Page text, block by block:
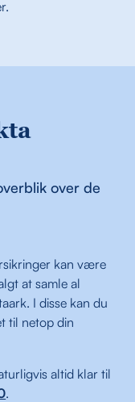
over de
kan være
at samle al
I disse kan du
til netop din
altid klar til
.